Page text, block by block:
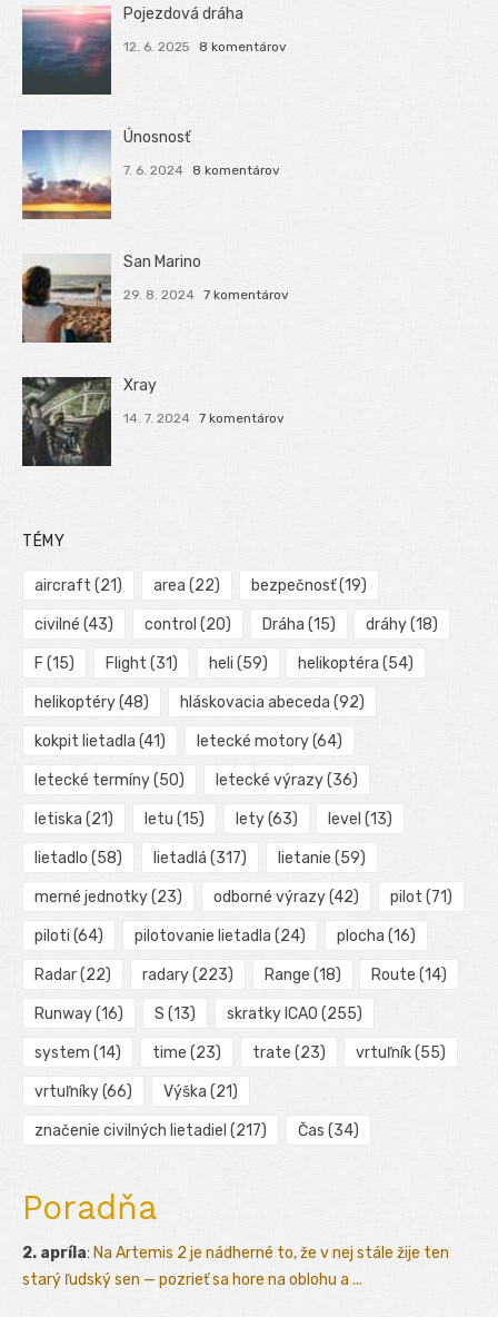
Pojezdová dráha
12. 6. 2025 8 komentárov
Únosnosť
7. 6. 2024 8 komentárov
San Marino
29. 8. 2024 7 komentárov
Xray
14. 7. 2024 7 komentárov
TÉMY
aircraft (21) area (22) bezpečnosť(19)
civilné (43) control (20) Dráha (15) dráhy(18)
F (15) Flight (31) heli (59) helikoptéra (54)
helikoptéry(48) hláskovacia abeceda (92)
kokpit lietadla (41) letecké motory(64)
letecké termíny(50) letecké výrazy(36)
letiska (21) letu (15) lety(63) level (13)
lietadlo (58) lietadlá (317) lietanie (59)
merné jednotky(23) odborné výrazy(42) pilot (71)
piloti (64) pilotovanie lietadla (24) plocha (16)
Radar(22) radary(223) Range (18) Route (14)
Runway(16) S (13) skratky ICAO (255)
system (14) time (23) trate (23) vrtuľník(55)
vrtuľníky(66) Výška (21)
značenie civilných lietadiel (217) Čas (34)
Poradňa
2. apríla: Na Artemis 2 je nádherné to, že v nej stále žije ten
starý ľudský sen — pozrieť sa hore na oblohu a ...